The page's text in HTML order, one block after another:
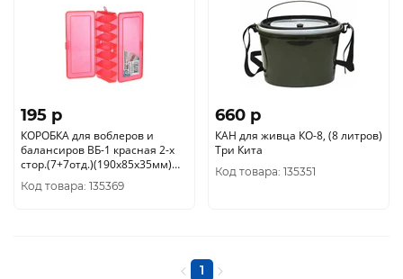
195 p
КОРОБКА для воблеров и
балансиров ВБ-1 красная 2-х
стор.(7+7отд.)(190х85х35мм)
Три Кита
Код товара: 135369
660 p
КАН для живца КО-8, (8 литров)
Три Кита
Код товара: 135351
1